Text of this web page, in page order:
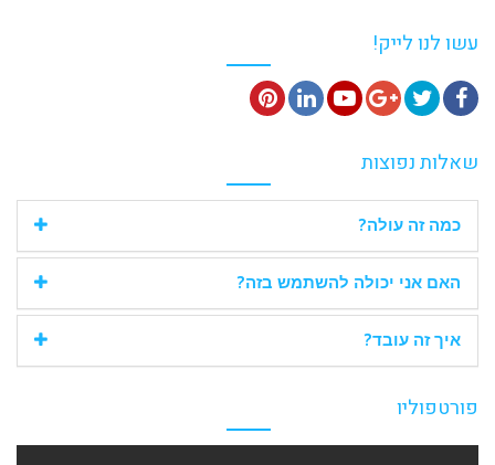
עשו לנו לייק!
a
e
o
k
w
t
t
e
r
o
g
l
e
+
o
T
u
b
e
k
d
I
n
t
r
e
s
שאלות נפוצות
כמה זה עולה?
האם אני יכולה להשתמש בזה?
איך זה עובד?
פורטפוליו